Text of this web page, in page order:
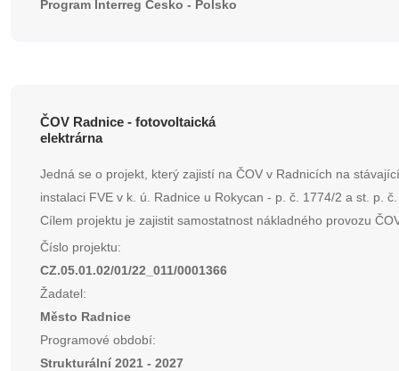
Program Interreg Česko - Polsko
ČOV Radnice - fotovoltaická
elektrárna
Jedná se o projekt, který zajistí na ČOV v Radnicích na
instalaci FVE v k. ú. Radnice u Rokycan - p. č. 1774/2 a st. p.
Cílem projektu je zajistit samostatnost nákladného provozu
Číslo projektu:
CZ.05.01.02/01/22_011/0001366
Žadatel:
Město Radnice
Programové období:
Strukturální 2021 - 2027